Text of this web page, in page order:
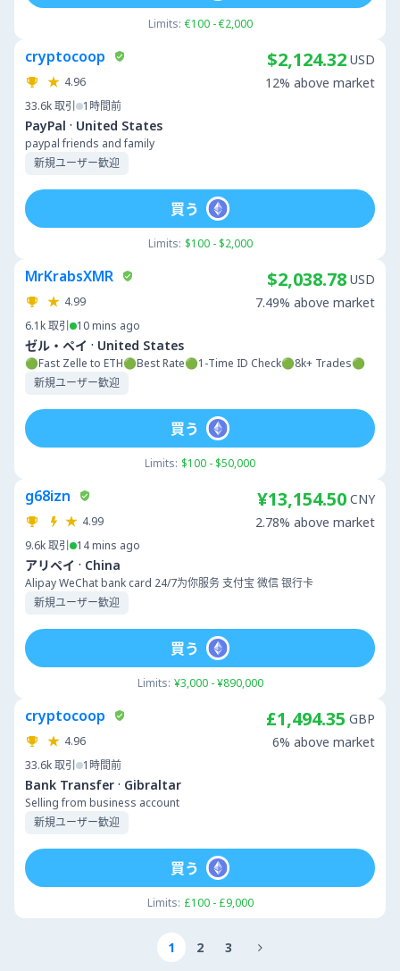
Limits: €100 - €2,000
cryptocoop
4.96
33.6k取引 1時間前
PayPal · United States
paypal friends and family
新規ユーザー歓迎
$2,124.32 USD
12% above market
Limits: $100 - $2,000
買う
MrKrabsXMR
4.99
6.1k取引 10 mins ago
ゼル・ペイ · United States
🟢Fast Zelle to ETH🟢Best Rate🟢1-Time ID Check🟢8k+ Trades🟢
新規ユーザー歓迎
$2,038.78 USD
7.49% above market
Limits: $100 - $50,000
買う
g68izn
4.99
9.6k取引 14 mins ago
アリペイ · China
Alipay WeChat bank card 24/7为你服务 支付宝 微信 银行卡
新規ユーザー歓迎
¥13,154.50 CNY
2.78% above market
Limits: ¥3,000 - ¥890,000
買う
cryptocoop
4.96
33.6k取引 1時間前
Bank Transfer · Gibraltar
Selling from business account
新規ユーザー歓迎
£1,494.35 GBP
6% above market
Limits: £100 - £9,000
買う
1 2 3 